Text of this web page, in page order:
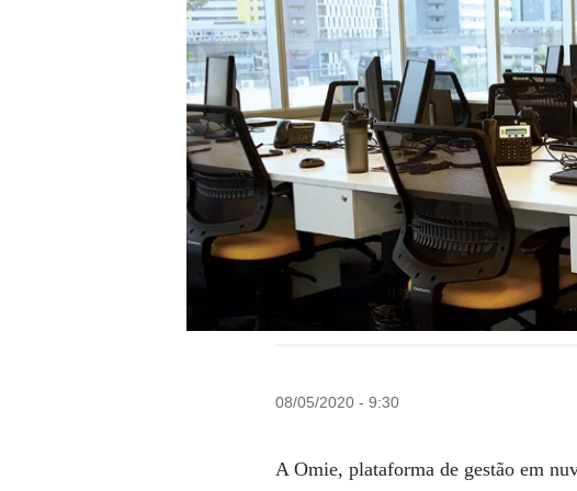
08/05/2020 - 9:30
A Omie, plataforma de gestão em